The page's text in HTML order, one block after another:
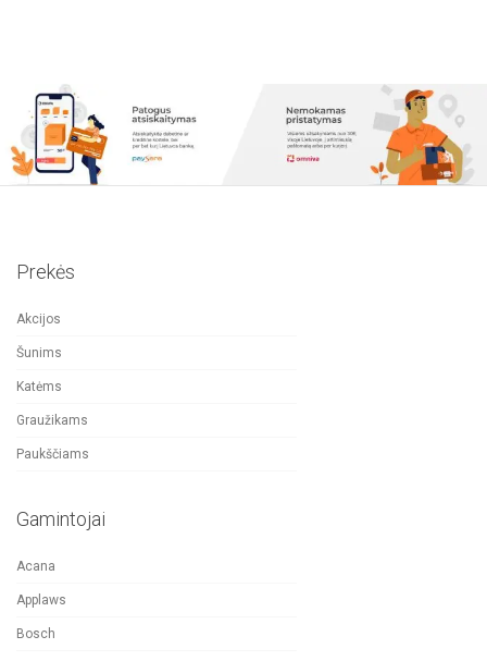
Prekės
Akcijos
Šunims
Katėms
Graužikams
Paukščiams
Gamintojai
Acana
Applaws
Bosch